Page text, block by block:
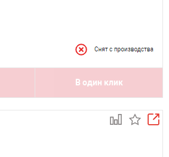
В один клик